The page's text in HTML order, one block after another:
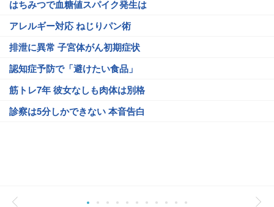
はちみつで血糖値スパイク発生は
アレルギー対応 ねじりパン術
排泄に異常 子宮体がん初期症状
認知症予防で「避けたい食品」
筋トレ7年 彼女なしも肉体は別格
診察は5分しかできない 本音告白